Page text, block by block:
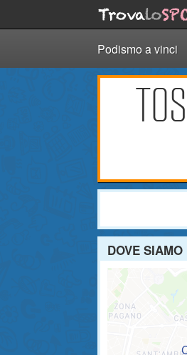
Podismo a vinci
DOVE SIAMO